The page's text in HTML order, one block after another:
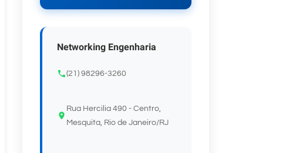
Networking Engenharia
(21) 98296-3260
Rua Hercilia 490 - Centro,
Mesquita, Rio de Janeiro/RJ